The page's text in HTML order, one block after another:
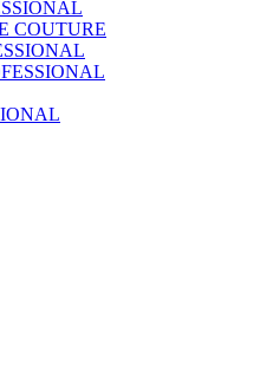
COUTURE